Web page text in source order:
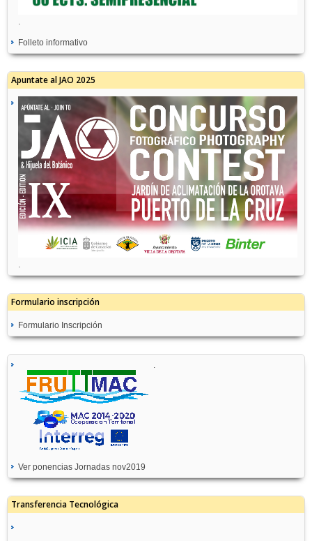
Folleto informativo
Apuntate al JAO 2025
.
Formulario inscripción
Formulario Inscripción
.
Ver ponencias Jornadas nov2019
Transferencia Tecnológica